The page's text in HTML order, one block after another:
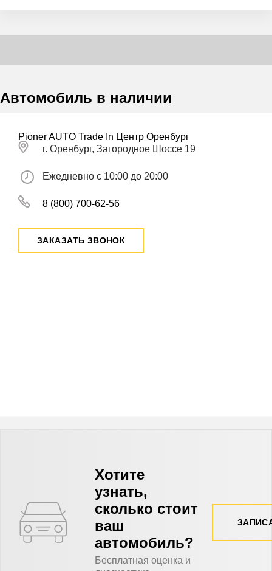
Автомобиль в наличии
Pioner AUTO Trade In Центр Оренбург
г. Оренбург, Загородное Шоссе 19
Ежедневно с 10:00 до 20:00
8 (800) 700-62-56
ЗАКАЗАТЬ ЗВОНОК
Хотите
узнать,
сколько стоит
ваш
автомобиль?
Бесплатная оценка и